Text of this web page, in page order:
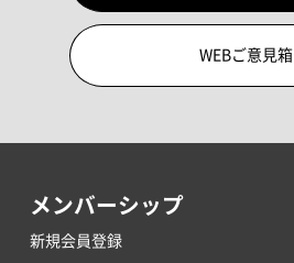
WEBご意見箱
メンバーシップ
新規会員登録